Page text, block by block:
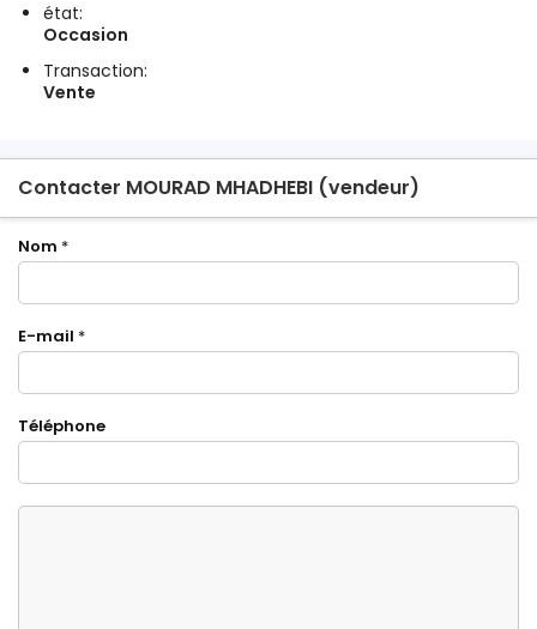
état:
Occasion
Transaction:
Vente
Contacter MOURAD MHADHEBI (vendeur)
Nom *
E-mail *
Téléphone